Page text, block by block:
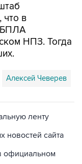
, что в
БПЛА
НПЗ. Тогда
Алексей Чеверев
ленту
новостей сайта
официальном